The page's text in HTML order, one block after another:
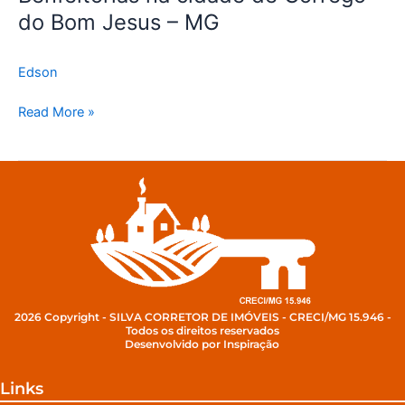
do Bom Jesus – MG
Edson
Bom
Jesus
MG
Read More »
2026 Copyright - SILVA CORRETOR DE IMÓVEIS - CRECI/MG 15.946 -
Todos os direitos reservados
Desenvolvido por Inspiração
Links